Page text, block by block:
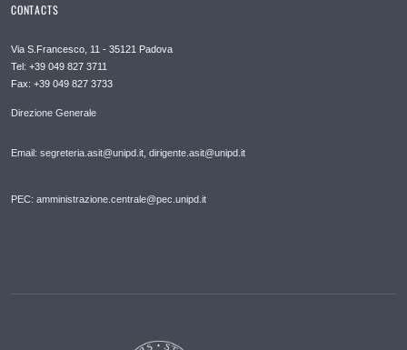
CONTACTS
Via S.Francesco, 11 - 35121 Padova
Tel: +39 049 827 3711
Fax: +39 049 827 3733
Direzione Generale
Email: segreteria.asit@unipd.it, dirigente.asit@unipd.it
PEC: amministrazione.centrale@pec.unipd.it